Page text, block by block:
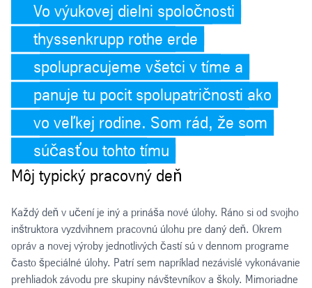
Vo výukovej dielni spoločnosti
thyssenkrupp rothe erde
spolupracujeme všetci v tíme a
panuje tu pocit spolupatričnosti ako
vo veľkej rodine. Som rád, že som
súčasťou tohto tímu
Môj typický pracovný deň
Každý deň v učení je iný a prináša nové úlohy. Ráno si od svojho
inštruktora vyzdvihnem pracovnú úlohu pre daný deň. Okrem
opráv a novej výroby jednotlivých častí sú v dennom programe
často špeciálné úlohy. Patrí sem napríklad nezávislé vykonávanie
prehliadok závodu pre skupiny návštevníkov a školy. Mimoriadne